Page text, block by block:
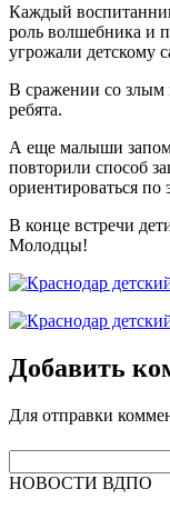
Каждый
роль волшебника и
угрожали детскому
В сражении со злым
ребята.
А еще малыши
повторили способ
ориентироваться
В конце встречи
Молодцы!
Добавить
Для отправки
НОВОСТИ ВДПО